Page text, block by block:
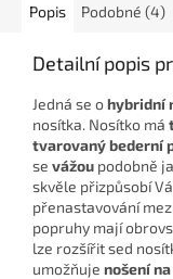
Popis Podobné (4)
Detailní popis
Jedná se ohybridní
nosítka. Nosítko má
tvarovaný bederní
se vážou podobně
skvěle přizpůsobí
přenastavování
popruhy mají
lze rozšířit sed
umožňuje nošení